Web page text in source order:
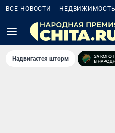
ВСЕ НОВОСТИ НЕДВИЖИМОСТЬ
Надвигается шторм